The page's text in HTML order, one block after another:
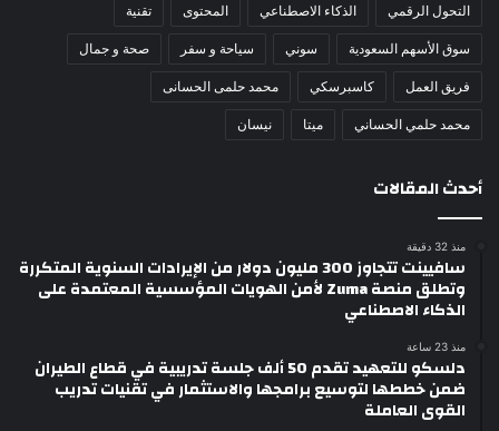
التحول الرقمي الذكاء الاصطناعي المحتوى تقنية
سوق الأسهم السعودية سوني سياحة و سفر صحة و جمال
فريق العمل كاسبرسكي محمد حلمى الحسانى
محمد حلمي الحساني ميتا نيسان
أحدث المقالات
منذ 32 دقيقة
سافيينت تتجاوز 300 مليون دولار من الإيرادات السنوية المتكررة
وتطلق منصة Zuma لأمن الهويات المؤسسية المعتمدة على
الذكاء الاصطناعي
منذ 23 ساعة
دلسكو للتعهيد تقدم 50 ألف جلسة تدريبية في قطاع الطيران
ضمن خططها لتوسيع برامجها والاستثمار في تقنيات تدريب
القوى العاملة